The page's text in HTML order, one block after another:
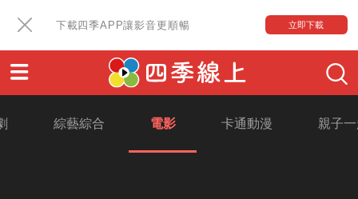
下載四季APP讓影音更順暢 立即下載
綜藝綜合 電影 卡通動漫 親子